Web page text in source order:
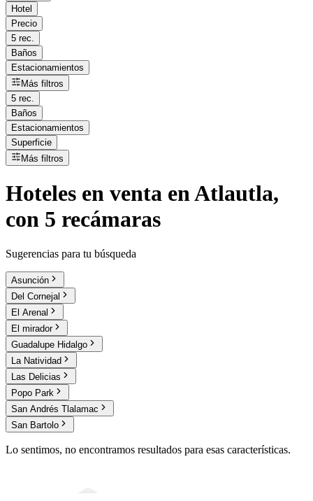
Hotel
Precio
5 rec.
Baños
Estacionamientos
Más filtros
5 rec.
Baños
Estacionamientos
Superficie
Más filtros
Hoteles en venta en Atlautla,
con 5 recámaras
Sugerencias para tu búsqueda
Asunción
Del Cornejal
El Arenal
El mirador
Guadalupe Hidalgo
La Natividad
Las Delicias
Popo Park
San Andrés Tlalamac
San Bartolo
Lo sentimos, no encontramos resultados para esas características.